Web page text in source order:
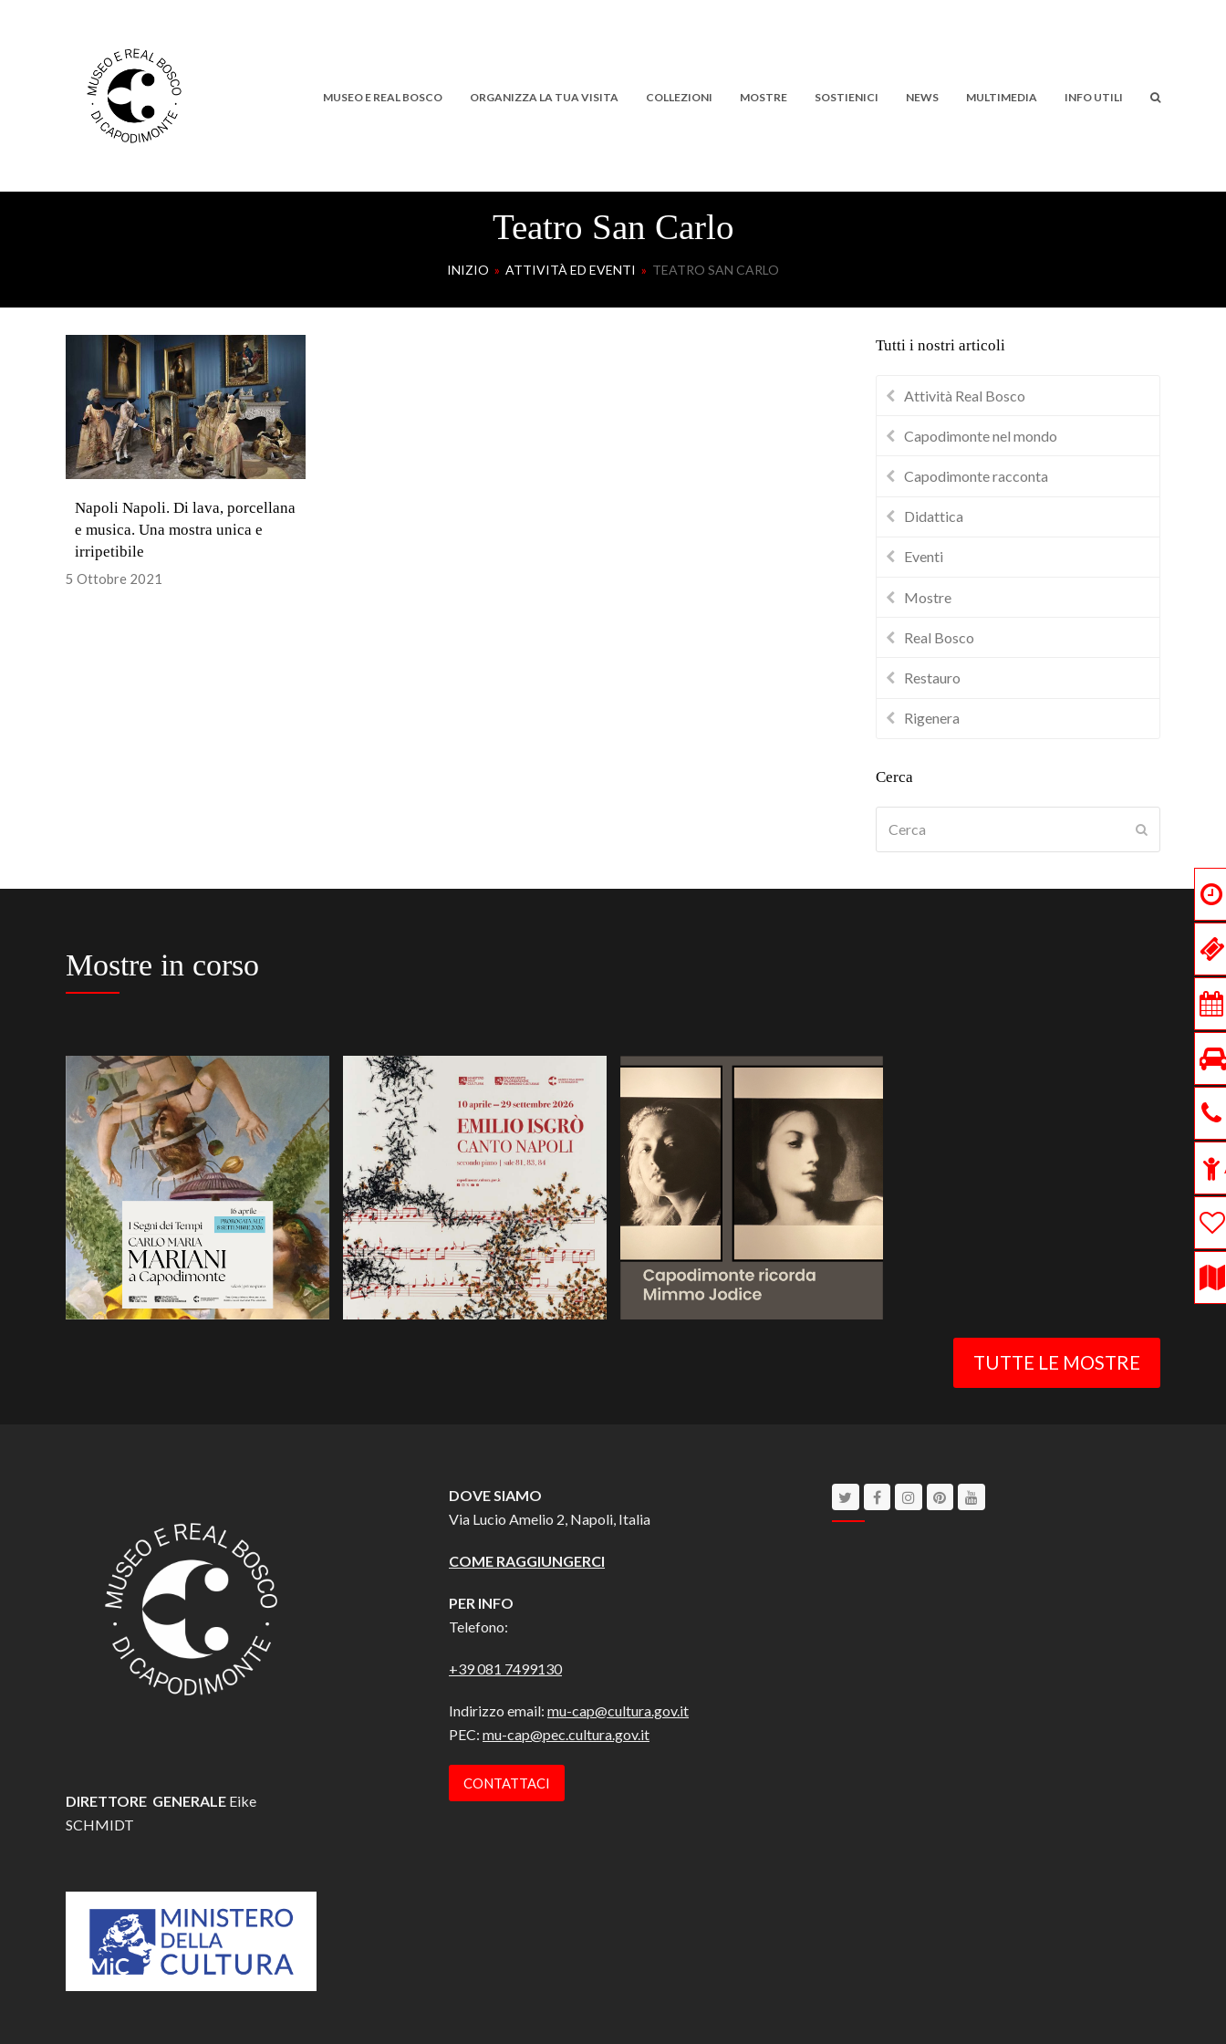
MUSEO E REAL BOSCO ORGANIZZA LA TUA VISITA COLLEZIONI MOSTRE SOSTIENICI NEWS MULTIMEDIA INFO UTILI
Teatro San Carlo
INIZIO » ATTIVITÀ ED EVENTI » TEATRO SAN CARLO
Napoli Napoli. Di lava, porcellana
e musica. Una mostra unica e
irripetibile
5 Ottobre 2021
Tutti i nostri articoli
Attività Real Bosco
Capodimonte nel mondo
Capodimonte racconta
Didattica
Eventi
Mostre
Real Bosco
Restauro
Rigenera
Cerca
Mostre in corso
TUTTE LE MOSTRE
DIRETTORE GENERALE Eike
SCHMIDT
DOVE SIAMO
Via Lucio Amelio 2, Napoli, Italia
COME RAGGIUNGERCI
PER INFO
Telefono:
+39 081 7499130
Indirizzo email: mu-cap@cultura.gov.it
PEC: mu-cap@pec.cultura.gov.it
CONTATTACI
TwitterFacebookInstagram
PinterestYoutube